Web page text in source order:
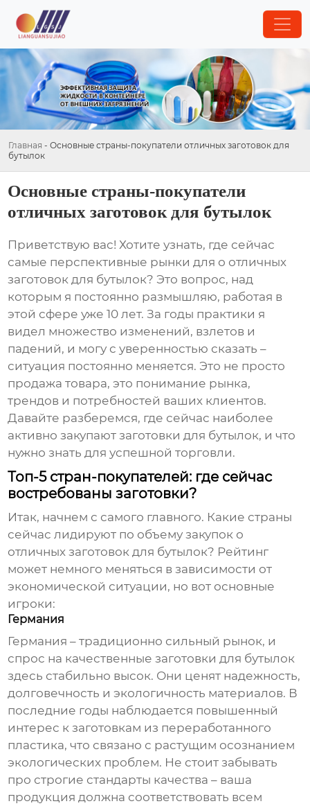
Главная - Основные страны-покупатели отличных заготовок для
бутылок
Основные страны-покупатели
отличных заготовок для бутылок
Приветствую вас! Хотите узнать, где сейчас
самые перспективные рынки для о отличных
заготовок для бутылок? Это вопрос, над
которым я постоянно размышляю, работая в
этой сфере уже 10 лет. За годы практики я
видел множество изменений, взлетов и
падений, и могу с уверенностью сказать –
ситуация постоянно меняется. Это не просто
продажа товара, это понимание рынка,
трендов и потребностей ваших клиентов.
Давайте разберемся, где сейчас наиболее
активно закупаютзаготовки для бутылок, и что
нужно знать для успешной торговли.
Топ-5 стран-покупателей: где сейчас
востребованы заготовки?
Итак, начнем с самого главного. Какие страны
сейчас лидируют по объему закупок о
отличных заготовок для бутылок? Рейтинг
может немного меняться в зависимости от
экономической ситуации, но вот основные
игроки:
Германия
Германия – традиционно сильный рынок, и
спрос на качественныезаготовки для бутылок
здесь стабильно высок. Они ценят надежность,
долговечность и экологичность материалов. В
последние годы наблюдается повышенный
интерес к заготовкам из переработанного
пластика, что связано с растущим осознанием
экологических проблем. Не стоит забывать
про строгие стандарты качества – ваша
продукция должна соответствовать всем